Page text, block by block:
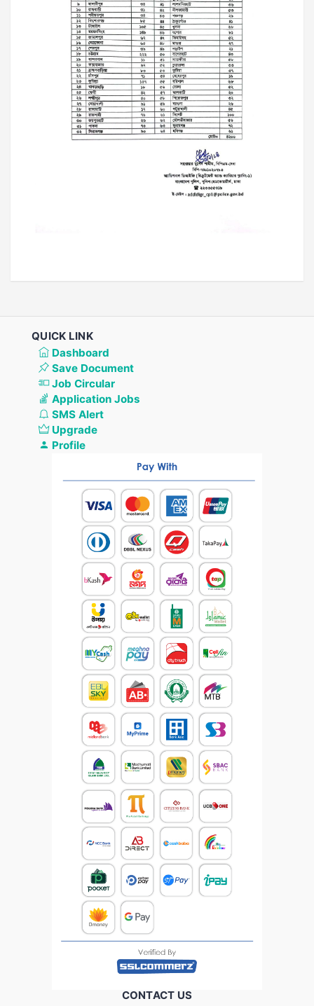
QUICK LINK
Dashboard
Save Document
Job Circular
Application Jobs
SMS Alert
Upgrade
Profile
CONTACT US